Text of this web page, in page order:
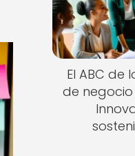
El ABC de
de negocio